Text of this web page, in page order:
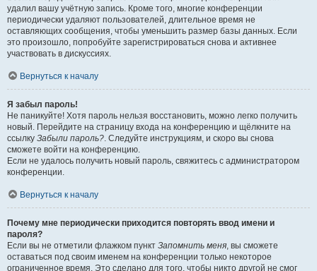
удалил вашу учётную запись. Кроме того, многие конференции
периодически удаляют пользователей, длительное время не
оставляющих сообщения, чтобы уменьшить размер базы данных. Если
это произошло, попробуйте зарегистрироваться снова и активнее
участвовать в дискуссиях.
Вернуться к началу
Я забыл пароль!
Не паникуйте! Хотя пароль нельзя восстановить, можно легко получить
новый. Перейдите на страницу входа на конференцию и щёлкните на
ссылку Забыли пароль?. Следуйте инструкциям, и скоро вы снова
сможете войти на конференцию.
Если не удалось получить новый пароль, свяжитесь с администратором
конференции.
Вернуться к началу
Почему мне периодически приходится повторять ввод имени и
пароля?
Если вы не отметили флажком пункт Запомнить меня, вы сможете
оставаться под своим именем на конференции только некоторое
ограниченное время. Это сделано для того, чтобы никто другой не смог